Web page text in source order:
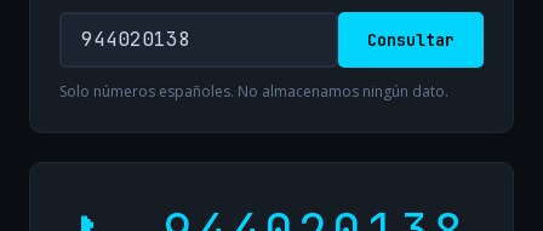
Consultar
Solo números españoles. No almacenamos ningún dato.